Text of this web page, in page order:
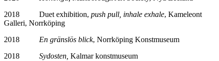
2018 Duet exhibition, push pull, inhale exhale, Kameleont
Galleri, Norrköping
2018 En gränslös blick, Norrköping Konstmuseum
2018 Sydosten, Kalmar konstmuseum